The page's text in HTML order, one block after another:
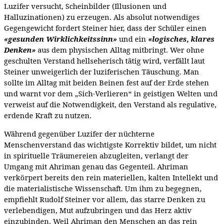
Luzifer versucht, Scheinbilder (Illusionen und
Halluzinationen) zu erzeugen. Als absolut notwendiges
Gegengewicht fordert Steiner hier, dass der Schüler einen
«gesunden Wirklichkeitssinn» und ein «logisches, klares
Denken» aus dem physischen Alltag mitbringt. Wer ohne
geschulten Verstand hellseherisch tätig wird, verfällt laut
Steiner unweigerlich der luziferischen Täuschung. Man
sollte im Alltag mit beiden Beinen fest auf der Erde stehen
und warnt vor dem „Sich-Verlieren“ in geistigen Welten und
verweist auf die Notwendigkeit, den Verstand als regulative,
erdende Kraft zu nutzen.
Während gegenüber Luzifer der nüchterne
Menschenverstand das wichtigste Korrektiv bildet, um nicht
in spirituelle Träumereien abzugleiten, verlangt der
Umgang mit Ahriman genau das Gegenteil. Ahriman
verkörpert bereits den rein materiellen, kalten Intellekt und
die materialistische Wissenschaft. Um ihm zu begegnen,
empfiehlt Rudolf Steiner vor allem, das starre Denken zu
verlebendigen, Mut aufzubringen und das Herz aktiv
einzubinden. Weil Ahriman den Menschen an das rein